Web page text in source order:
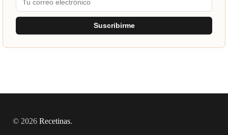
Suscribirme
© 2026 Recetinas.